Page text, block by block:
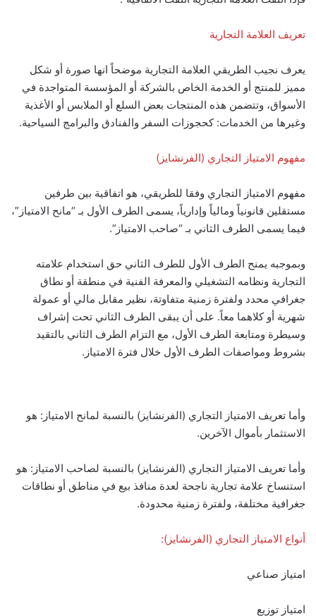
تعريف العلامة التجارية
يعرف نجيب الطريقي العلامة التجارية موضحاً انها صورة أو شكل
مميز للمنتج أو الخدمة الخاص بالشركة أو المؤسسة المتواجدة في
الأسواق، وتتضمن هذه المنتجات بعض السلع أو الملابس أو الأغذية
وغيرها من الخدمات: كحجوزات السفر والفنادق والبرامج السياحية.
مفهوم الامتياز التجاري (الفرنشايز)
مفهوم الامتياز التجاري وفقا للطريقي، هو اتفاقية بين طرفين
مستقلين قانونياً ومالياً وإدارياً، يسمى الطرف الأول بـ “مانح الامتياز”،
فيما يسمى الطرف الثاني بـ “صاحب الامتياز”.
وبموجبه يمنح الطرف الأول للطرف الثاني حق استخدام علامته
التجارية ونظامه التشغيلي والمعرفة الفنية في منطقة أو نطاق
جغرافي محدد ولفترة زمنية متفاوتة، نظير مقابل مالي أو عمولة
شهرية أو كلاهما معاً. على أن يبقى الطرف الثاني تحت إشراف
وسيطرة ومتابعة الطرف الأول، مع التزام الطرف الثاني بالتقيد
بشروط ومواصفات الطرف الأول خلال فترة الامتياز.
وأما تعريف الامتياز التجاري (الفرنشايز) بالنسبة لمانح الامتياز: هو
الاستثمار بأموال الآخرين.
وأما تعريف الامتياز التجاري (الفرنشايز) بالنسبة لصاحب الامتياز: هو
استنساخ علامة تجارية ناجحة لعدة منافذ بيع في مناطق أو نطاقات
جغرافية مختلفة، ولفترة زمنية محدودة.
أنواع الامتياز التجاري (الفرنشايز):
امتياز صناعي
امتياز توزيع